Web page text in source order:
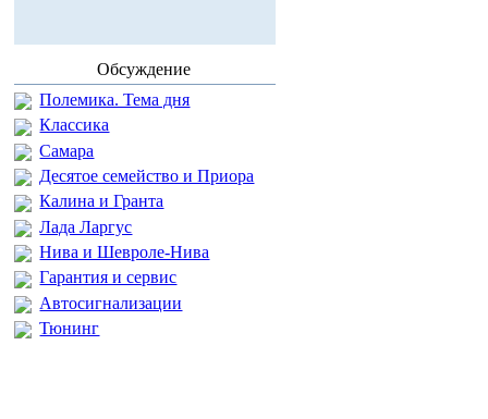
Обсуждение
Полемика. Тема дня
Классика
Самара
Десятое семейство и Приора
Калина и Гранта
Лада Ларгус
Нива и Шевроле-Нива
Гарантия и сервис
Автосигнализации
Тюнинг